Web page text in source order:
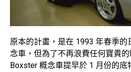
原本的計畫，是在 1993 年春季
念車，但為了不再浪費任何寶貴
Boxster 概念車提早於 1 月份的底